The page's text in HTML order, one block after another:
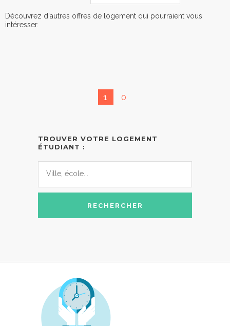
Découvrez d'autres offres de logement qui pourraient vous
intéresser.
1 0
TROUVER VOTRE LOGEMENT
ÉTUDIANT :